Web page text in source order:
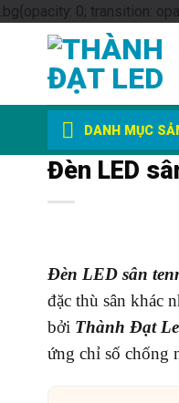
.bg{opacity: 0; transition:
DANH MỤC
Đèn LED
Đèn LED sân
đặc thù sân khác
bởi Thành Đạt
ứng chỉ số chống